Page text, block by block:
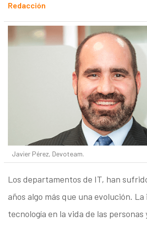
Redacción
Javier Pérez, Devoteam.
Los departamentos de IT, han
años algo más que una evolución.
tecnología en la vida de las personas